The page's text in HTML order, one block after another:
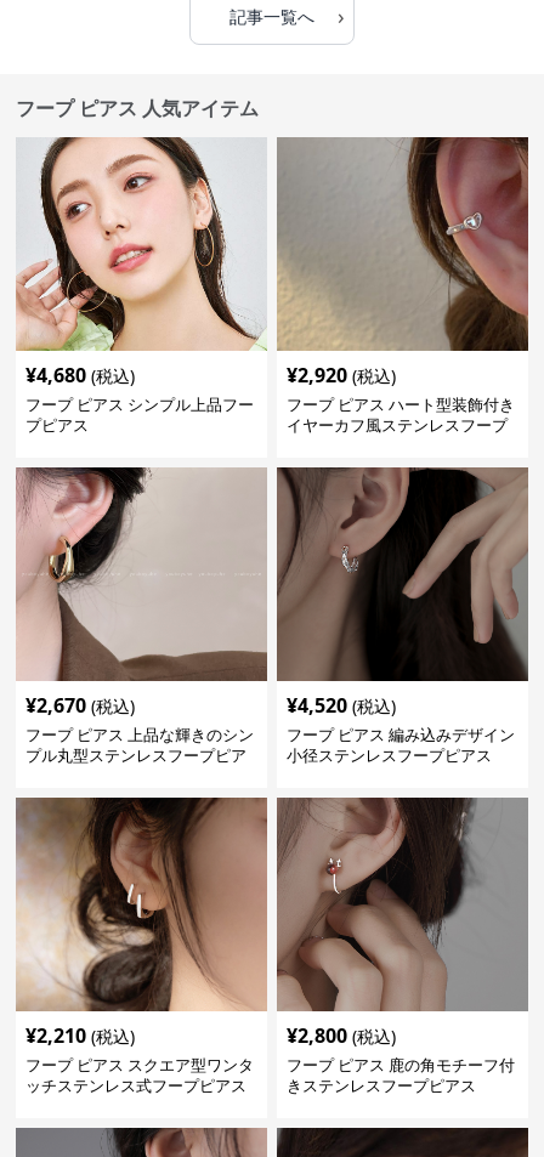
記事一覧へ ›
フープ ピアス 人気アイテム
¥4,680 (税込)
フープ ピアス シンプル上品フー
プピアス
¥2,920 (税込)
フープ ピアス ハート型装飾付き
イヤーカフ風ステンレスフープ
¥2,670 (税込)
フープ ピアス 上品な輝きのシン
プル丸型ステンレスフープピア
¥4,520 (税込)
フープ ピアス 編み込みデザイン
小径ステンレスフープピアス
¥2,210 (税込)
フープ ピアス スクエア型ワンタ
ッチステンレス式フープピアス
¥2,800 (税込)
フープ ピアス 鹿の角モチーフ付
きステンレスフープピアス